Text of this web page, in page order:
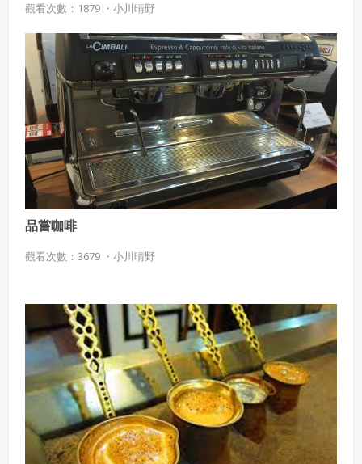
觀看次數：1879 ・ 小川晴野
品嘗咖啡
觀看次數：3679 ・ 小川晴野
使用 Facebook 帳號登入
使用 Google 帳號登入
還沒有註冊帳號嗎？點擊立刻註冊
使用 Google 帳號註冊
已閱讀使用條款和隱私政策
已經有註冊帳號了嗎？點擊立刻登入
緣會員有意願吉寶知識系統（本系統），經註冊本
系統表示您同意會員合約：
一、定義條款
授權內容：係指吉寶系統有限公司（吉寶系統公司）所有或
經授權使用而置放於吉寶知識系統網站或系統內之著作物。
二、會員規範
違反前項約定者，本系統得終止會員資格。
三、著作權授權
會員得於本系統內使用授權內容，除經著作權人有標示採取
創用CC授權或其他授權者，會員不得重製、轉載、散布或類
似方法流通授權內容。
本系統防盜拷措施或類似措施，會員不得予以破解、破壞或
以其他方法規避。
我同意上述會員條款
同意上述條款，確定註冊